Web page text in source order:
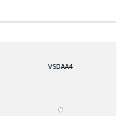
VSDAA4